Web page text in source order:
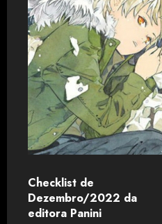
Checklist de
Dezembro/2022 da
editora Panini